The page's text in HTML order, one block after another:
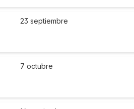
23 septiembre
7 octubre